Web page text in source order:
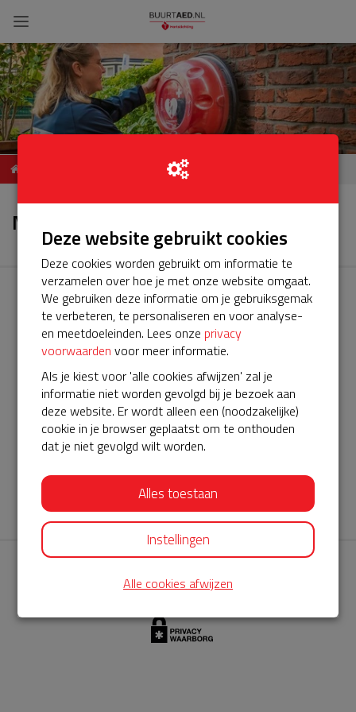
Nieuws
AED360-ProCardio
ServiceBuurtAED wordt aangeboden door de Hartstichting en
AED360-ProCardio. Net als bij BuurtAED is AED360-ProCardio
de leverancier van het servicepakket en ontzorgen zij jou de
komende jaren. AED360-ProCardio is gespecialiseerd in de
levering en het onderhoud van Philips AED’s.
Deze website gebruikt cookies
Deze cookies worden gebruikt om informatie te
verzamelen over hoe je met onze website omgaat.
We gebruiken deze informatie om je gebruiksgemak
te verbeteren, te personaliseren en voor analyse-
en meetdoeleinden. Lees onze privacy
voorwaarden voor meer informatie.
Als je kiest voor 'alle cookies afwijzen' zal je
informatie niet worden gevolgd bij je bezoek aan
deze website. Er wordt alleen een (noodzakelijke)
cookie in je browser geplaatst om te onthouden
dat je niet gevolgd wilt worden.
Alles toestaan
Instellingen
Alle cookies afwijzen